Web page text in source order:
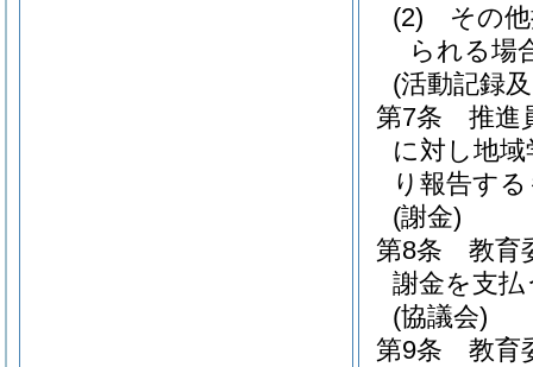
(2)
その
られる場
(活動記録
第7条
推進
に対し地
り報告す
(謝金)
第8条
教育
謝金を支
(協議会)
第9条
教育